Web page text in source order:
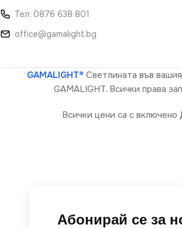
Тел: 0876 638 801
office@gamalight.bg
GAMALIGHT® Светлината във
GAMALIGHT. Всички права
Всички цени са с
Абонирай се за